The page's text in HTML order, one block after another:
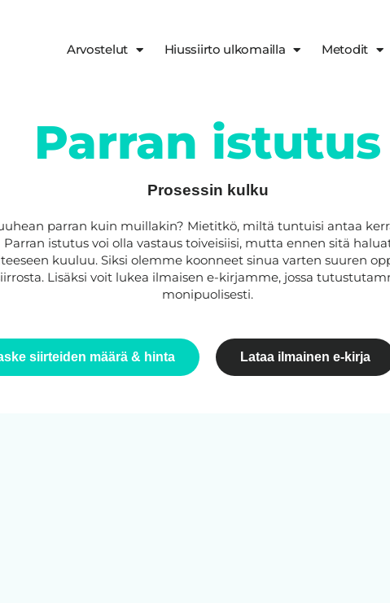
Arvostelut Hiussiirto ulkomailla Metodit
Parran istutus
Prosessin kulku
parran kuin muillakin? Mietitkö, miltä tuntuisi antaa
Parran istutus voi olla vastaus toiveisiisi, mutta ennen sitä
kuuluu. Siksi olemme koonneet sinua varten suuren
Lisäksi voit lukea ilmaisen e-kirjamme, jossa
monipuolisesti.
siirteiden määrä & hinta Lataa ilmainen e-kirja